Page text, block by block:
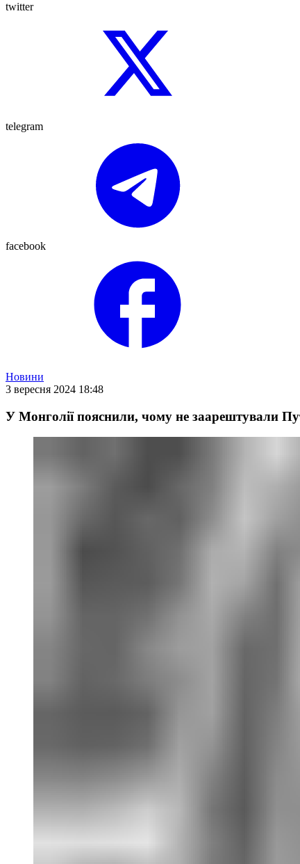
twitter
telegram
facebook
Новини
3 вересня 2024 18:48
У Монголії пояснили, чому не заарештували